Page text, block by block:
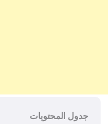
جدول المحتويات